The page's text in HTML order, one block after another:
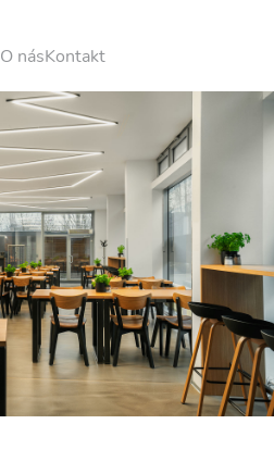
O násKontakt